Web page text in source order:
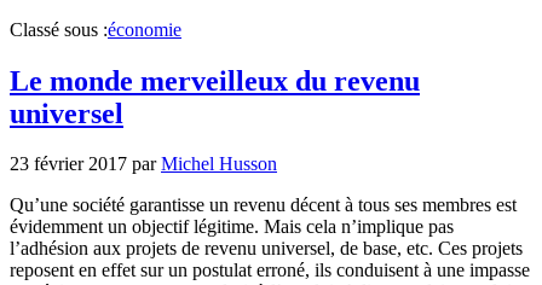
Classé sous :économie
Le monde merveilleux du revenu
universel
23 février 2017 parMichel Husson
Qu’une société garantisse un revenu décent à tous ses membres est
évidemment un objectif légitime. Mais cela n’implique pas
l’adhésion aux projets de revenu universel, de base, etc. Ces projets
reposent en effet sur un postulat erroné, ils conduisent à une impasse